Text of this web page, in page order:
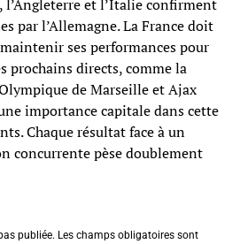
l’Angleterre et l’Italie confirment
par l’Allemagne. La France doit
ses performances pour
prochains directs, comme la
de Marseille et Ajax
importance capitale dans cette
Chaque résultat face à un
concurrente pèse doublement
publiée. Les champs obligatoires sont